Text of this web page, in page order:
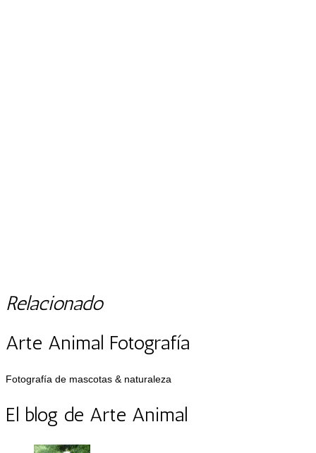
Relacionado
Arte Animal Fotografía
Fotografía de mascotas & naturaleza
El blog de Arte Animal